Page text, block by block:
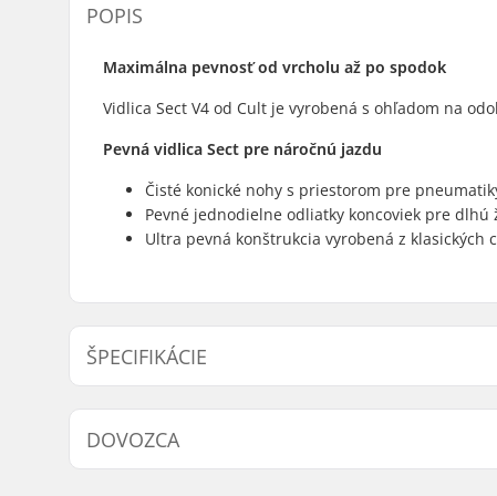
POPIS
Maximálna pevnosť od vrcholu až po spodok
Vidlica Sect V4 od Cult je vyrobená s ohľadom na
Pevná vidlica Sect pre náročnú jazdu
Čisté konické nohy s priestorom pre
Pevné jednodielne odliatky koncoviek pre dlhú
Ultra pevná konštrukcia vyrobená z klasických
ŠPECIFIKÁCIE
Offset kolies:
18mm,
Priemer kolieska:
Materiál:
Chróm-
DOVOZCA